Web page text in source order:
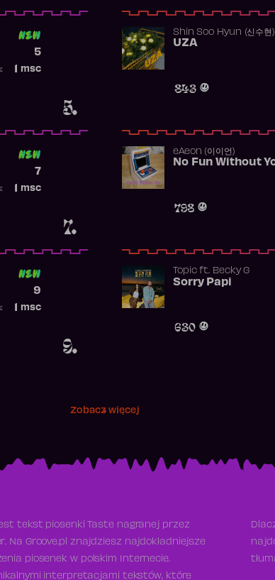
5.
5
msc
Shin Soo Hyun (신수현)
UZA
843
7.
7
msc
​eAeon (이이언)
No Fun Without
798
9.
9
msc
Topicft. Becky G
Sorry Papi
630
Zobacz więcej
tekst piosenki Taste nagranej przez
Na Groove.pl znajdziesz najdokładniejsze
piosenek w polskim Internecie.
interpretacjami tekstów, które